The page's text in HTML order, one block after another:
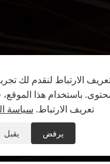
الارتباط لنقدم لك
باستخدام هذا
تعريف الارتباط. سياسة
يرفض يقبل